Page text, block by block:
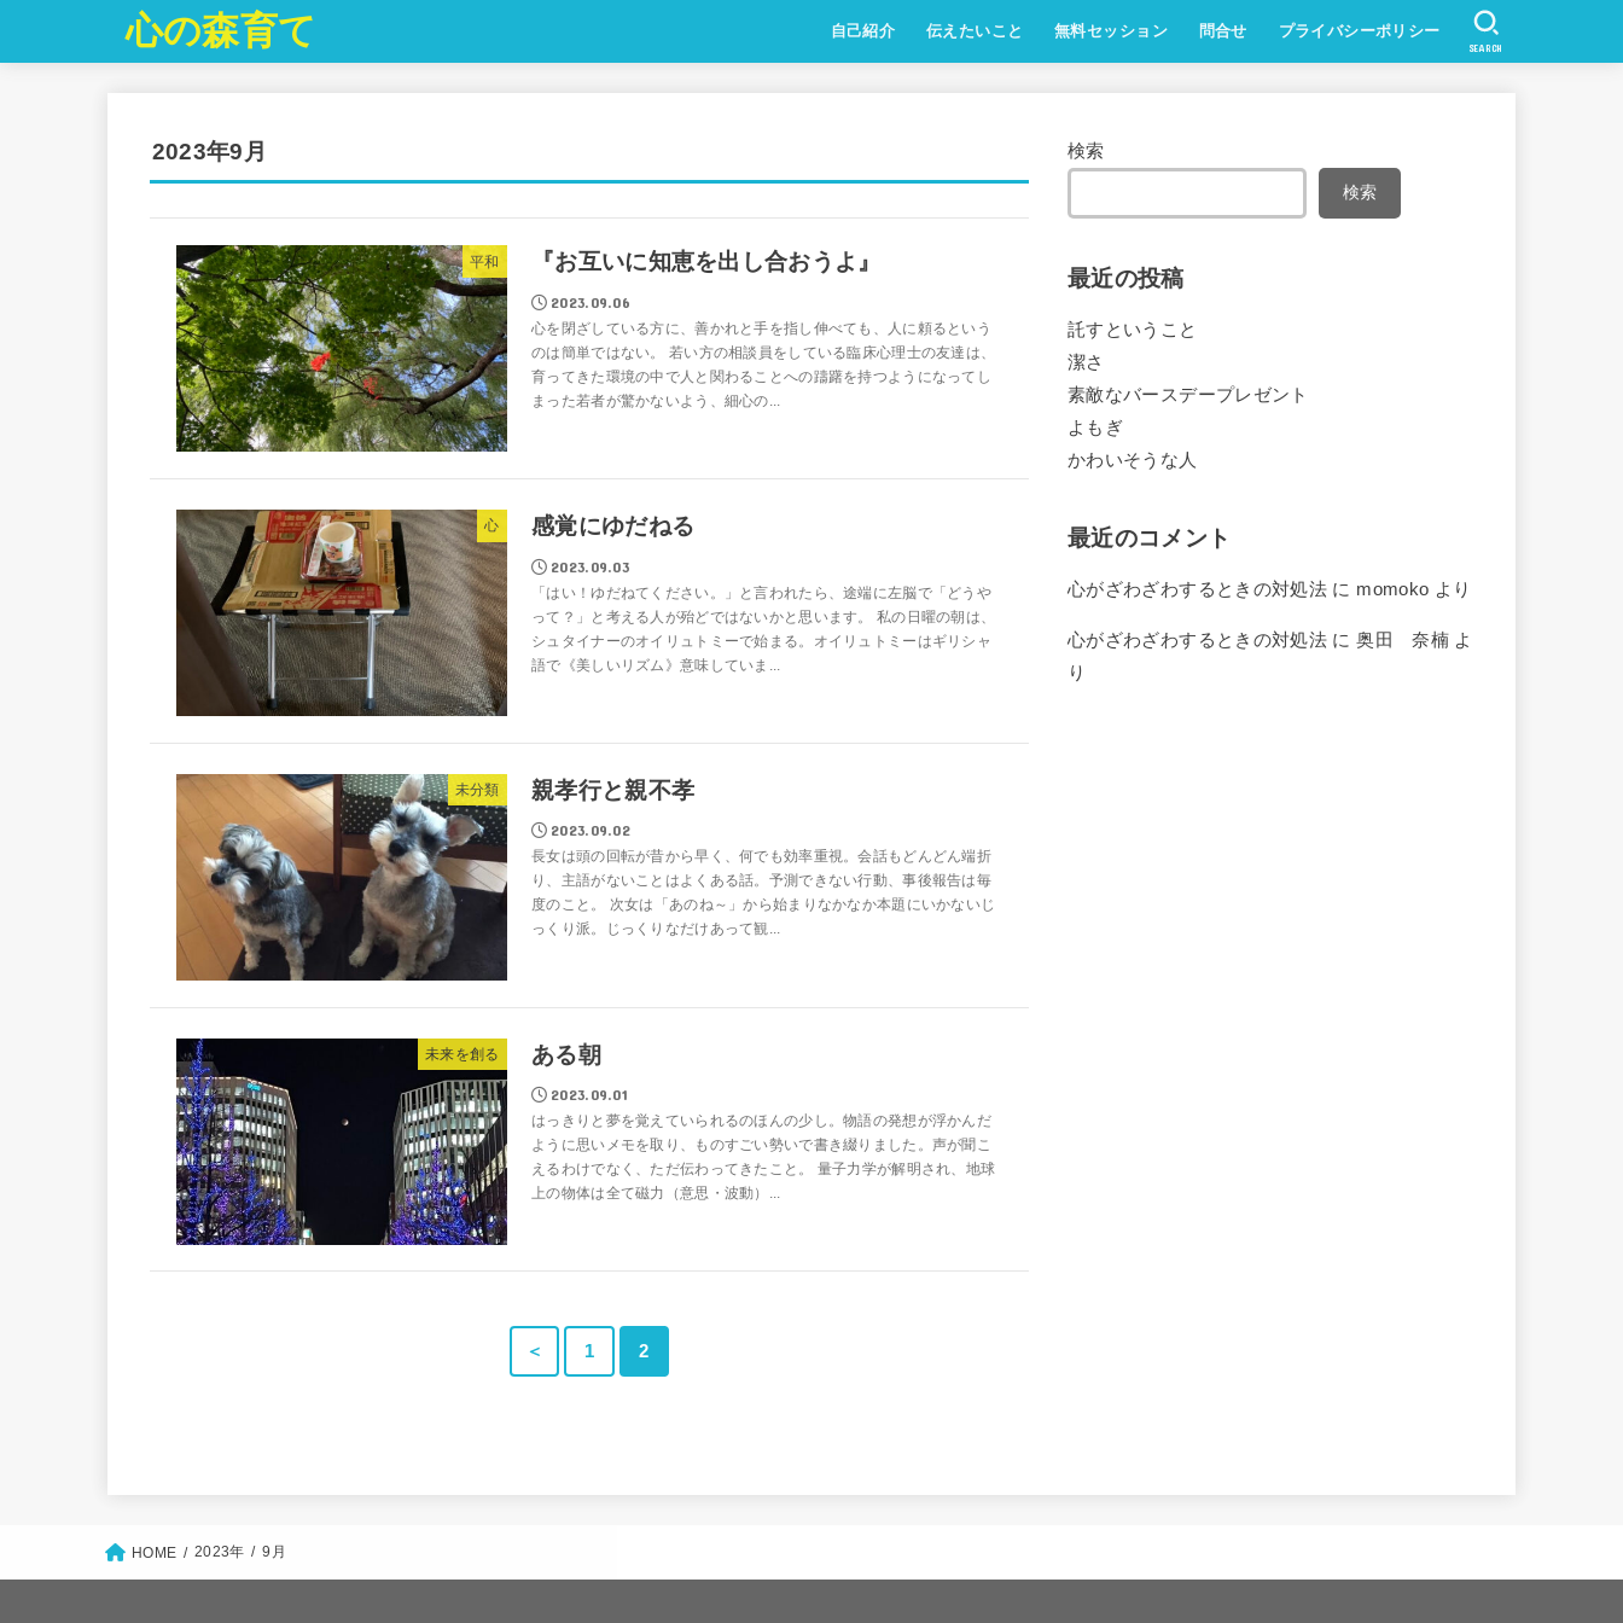
心の森育て 自己紹介 伝えたいこと 無料セッション 問合せ プライバシーポリシー
SEARCH
2023年9月
平和 『お互いに知恵を出し合おうよ』
2023.09.06
心を閉ざしている方に、善かれと手を指し伸べても、人に頼るという
のは簡単ではない。 若い方の相談員をしている臨床心理士の友達は、
育ってきた環境の中で人と関わることへの躊躇を持つようになってし
まった若者が驚かないよう、細心の...
心 感覚にゆだねる
2023.09.03
「はい！ゆだねてください。」と言われたら、途端に左脳で「どうや
って？」と考える人が殆どではないかと思います。 私の日曜の朝は、
シュタイナーのオイリュトミーで始まる。オイリュトミーはギリシャ
語で《美しいリズム》意味していま...
未分類 親孝行と親不孝
2023.09.02
長女は頭の回転が昔から早く、何でも効率重視。会話もどんどん端折
り、主語がないことはよくある話。予測できない行動、事後報告は毎
度のこと。 次女は「あのね～」から始まりなかなか本題にいかないじ
っくり派。じっくりなだけあって観...
未来を創る ある朝
2023.09.01
はっきりと夢を覚えていられるのほんの少し。物語の発想が浮かんだ
ように思いメモを取り、ものすごい勢いで書き綴りました。声が聞こ
えるわけでなく、ただ伝わってきたこと。 量子力学が解明され、地球
上の物体は全て磁力（意思・波動）...
＜ 1 2
検索
検索
最近の投稿
託すということ
潔さ
素敵なバースデープレゼント
よもぎ
かわいそうな人
最近のコメント
心がざわざわするときの対処法 に momoko より
心がざわざわするときの対処法 に奥田 奈楠 よ
り
HOME 2023年 9月